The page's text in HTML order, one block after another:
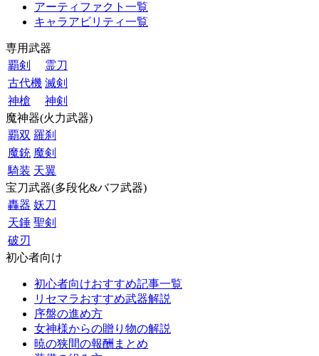
アーティファクト一覧
キャラアビリティ一覧
専用武器
覇剣
霊刀
古代機 滅剣
神槍
神剣
魔神器(火力武器)
覇双 羅刹
魔銃 魔剣
騎装 天翼
宝刀武器(多段化&バフ武器)
轟器 妖刀
天錘 聖剣
破刃
初心者向け
初心者向けおすすめ記事一覧
リセマラおすすめ武器解説
序盤の進め方
女神様からの贈り物の解説
暁の狭間の報酬まとめ